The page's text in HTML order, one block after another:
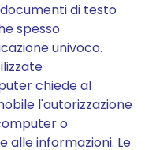
di testo
spesso
univoco.
chiede al
l'autorizzazione
o
alle informazioni. Le